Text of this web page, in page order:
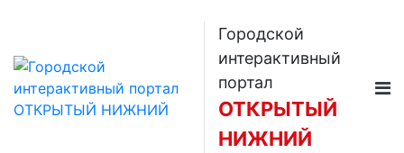
Городской
интерактивный
портал
ОТКРЫТЫЙ
НИЖНИЙ